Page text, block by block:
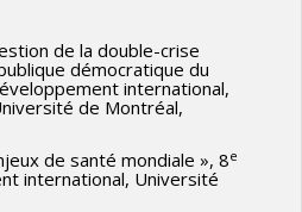
de la double-crise
démocratique du
international,
de Montréal,
de santé mondiale », 8e
international, Université